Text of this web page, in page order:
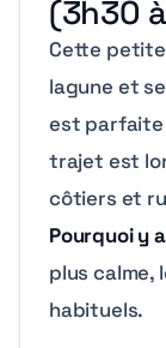
(3h30
Cette
lagune et
est parfaite
trajet est
côtiers et
Pourquoi y
plus calme,
habituels.